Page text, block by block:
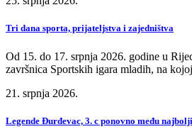
Tri dana sporta, prijateljstva i zajedništva
Od 15. do 17. srpnja 2026. godine u
završnica Sportskih igara mladih, na
21. srpnja 2026.
Legende Đurđevac, 3. c ponovno među